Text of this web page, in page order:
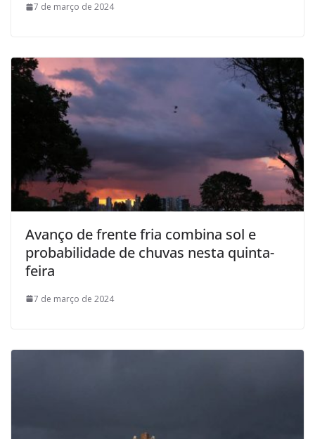
7 de março de 2024
Avanço de frente fria combina sol e
probabilidade de chuvas nesta quinta-
feira
7 de março de 2024